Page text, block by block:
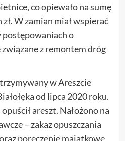
co opiewało na sumę
W zamian miał wspierać
o
z remontem dróg
w Areszcie
od lipca 2020 roku.
areszt. Nałożono na
– zakaz opuszczania
poręczenie majątkowe